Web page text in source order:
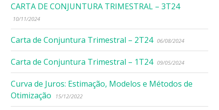
CARTA DE CONJUNTURA TRIMESTRAL – 3T24
10/11/2024
Carta de Conjuntura Trimestral – 2T24 06/08/2024
Carta de Conjuntura Trimestral – 1T24 09/05/2024
Curva de Juros: Estimação, Modelos e Métodos de
Otimização
15/12/2022